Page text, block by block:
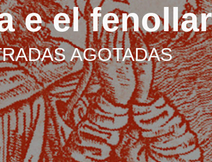
e el fenollar
AGOTADAS